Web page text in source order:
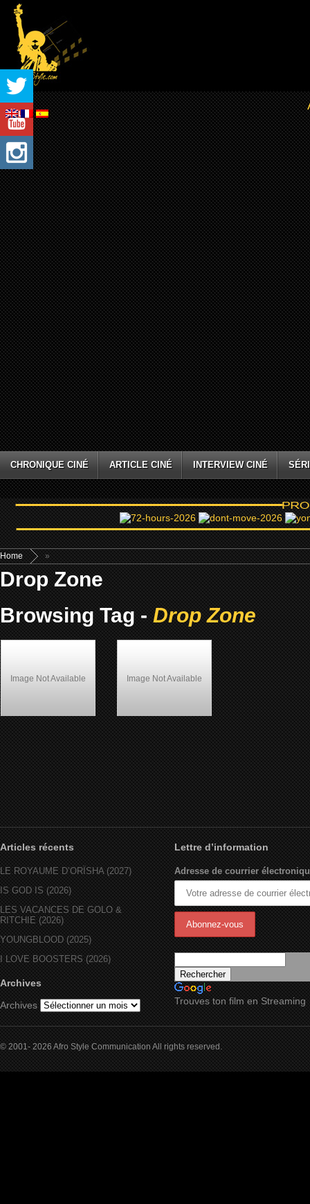
CHRONIQUE CINÉ ARTICLE CINÉ INTERVIEW CINÉ
Home »
Drop Zone
Browsing Tag -Drop Zone
Image Not Available
Drop Zone (1994)
Image Not Available
LES FILMS D’ACTION AFRO-
AMÉRICAIN
Articles récents
LE ROYAUME D’ORÏSHA (2027)
IS GOD IS (2026)
LES VACANCES DE GOLO &
RITCHIE (2026)
YOUNGBLOOD (2025)
I LOVE BOOSTERS (2026)
Archives
Archives
Lettre d’information
Adresse de courrier
Trouves ton film en Streaming
© 2001- 2026 Afro Style Communication All rights reserved.